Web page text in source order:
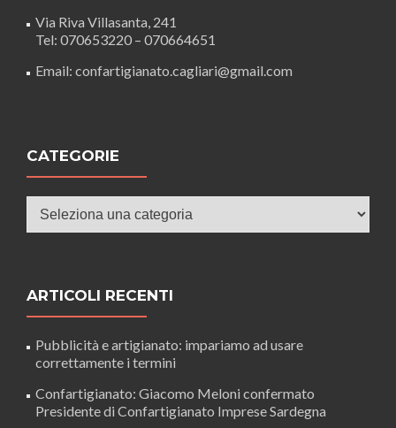
Via Riva Villasanta, 241
Tel: 070653220 – 070664651
Email: confartigianato.cagliari@gmail.com
CATEGORIE
ARTICOLI RECENTI
Pubblicità e artigianato: impariamo ad usare
correttamente i termini
Confartigianato: Giacomo Meloni confermato
Presidente di Confartigianato Imprese Sardegna